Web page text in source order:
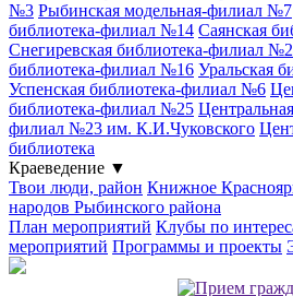
№3 Рыбинская модельная-филиал №7
библиотека-филиал №14 Саянская
Снегиревская библиотека-филиал
библиотека-филиал №16 Уральская
Успенская библиотека-филиал №6
библиотека-филиал №25
филиал №23 им. К.И.Чуковского
библиотека
Краеведение ▼
Твои люди, район Книжное
народов Рыбинского района
План мероприятий Клубы по
мероприятий Программы и проекты